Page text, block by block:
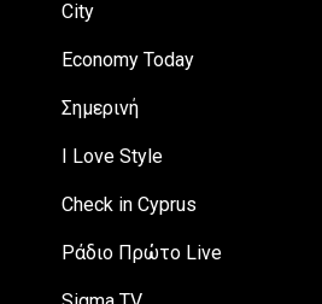
City
Economy Today
Σημερινή
I Love Style
Check in Cyprus
Ράδιο Πρώτο Live